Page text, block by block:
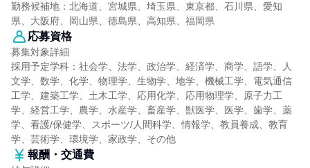
勤務候補地：北海道、宮城県、埼玉県、東京都、石川県、愛知
県、大阪府、岡山県、徳島県、高知県、福岡県
応募資格
募集対象詳細
採用予定学科：社会学、法学、政治学、経済学、商学、語学、人
文学、数学、化学、物理学、生物学、地学、機械工学、電気通信
工学、建築工学、土木工学、応用化学、応用物理学、原子力工
学、経営工学、農学、水産学、畜産学、獣医学、医学、歯学、薬
学、看護/保健学、スポーツ/人間科学、情報学、教員養成、教育
学、芸術学、環境学、家政学、その他
報酬・交通費